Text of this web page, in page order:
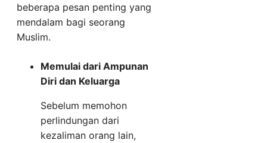
beberapa pesan penting yang
mendalam bagi seorang
Muslim.
Memulai dari Ampunan
Diri dan Keluarga
Sebelum memohon
perlindungan dari
kezaliman orang lain,